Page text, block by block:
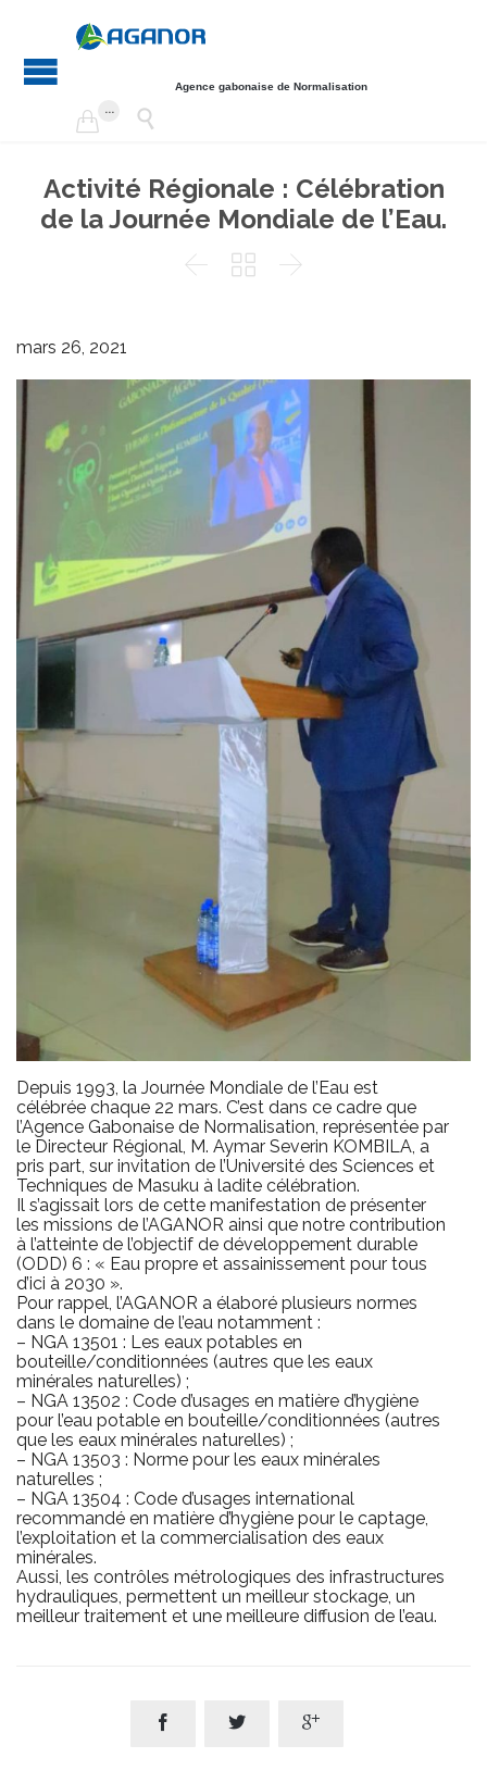
Agence gabonaise de Normalisation

... 
Activité Régionale : Célébration
de la Journée Mondiale de l’Eau.
  
mars 26, 2021
Depuis 1993, la Journée Mondiale de l’Eau est
célébrée chaque 22 mars. C’est dans ce cadre que
l’Agence Gabonaise de Normalisation, représentée par
le Directeur Régional, M. Aymar Severin KOMBILA, a
pris part, sur invitation de l’Université des Sciences et
Techniques de Masuku à ladite célébration.
Il s’agissait lors de cette manifestation de présenter
les missions de l’AGANOR ainsi que notre contribution
à l’atteinte de l’objectif de développement durable
(ODD) 6 : « Eau propre et assainissement pour tous
d’ici à 2030 ».
Pour rappel, l’AGANOR a élaboré plusieurs normes
dans le domaine de l’eau notamment :
– NGA 13501 : Les eaux potables en
bouteille/conditionnées (autres que les eaux
minérales naturelles) ;
– NGA 13502 : Code d’usages en matière d’hygiène
pour l’eau potable en bouteille/conditionnées (autres
que les eaux minérales naturelles) ;
– NGA 13503 : Norme pour les eaux minérales
naturelles ;
– NGA 13504 : Code d’usages international
recommandé en matière d’hygiène pour le captage,
l’exploitation et la commercialisation des eaux
minérales.
Aussi, les contrôles métrologiques des infrastructures
hydrauliques, permettent un meilleur stockage, un
meilleur traitement et une meilleure diffusion de l’eau.
  